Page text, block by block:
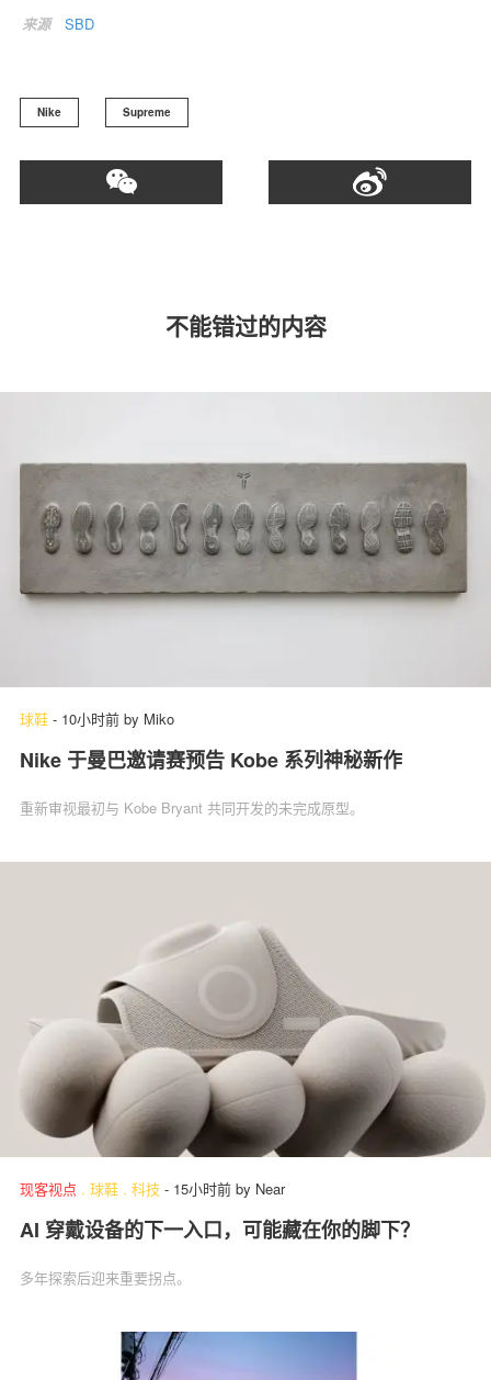
来源 SBD
Nike Supreme
不能错过的内容
球鞋 - 10小时前 by Miko
Nike 于曼巴邀请赛预告 Kobe 系列神秘新作
重新审视最初与 Kobe Bryant 共同开发的未完成原型。
现客视点 . 球鞋 . 科技 - 15小时前 by Near
AI 穿戴设备的下一入口，可能藏在你的脚下？
多年探索后迎来重要拐点。